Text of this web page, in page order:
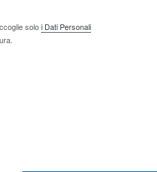
soloi Dati Personali